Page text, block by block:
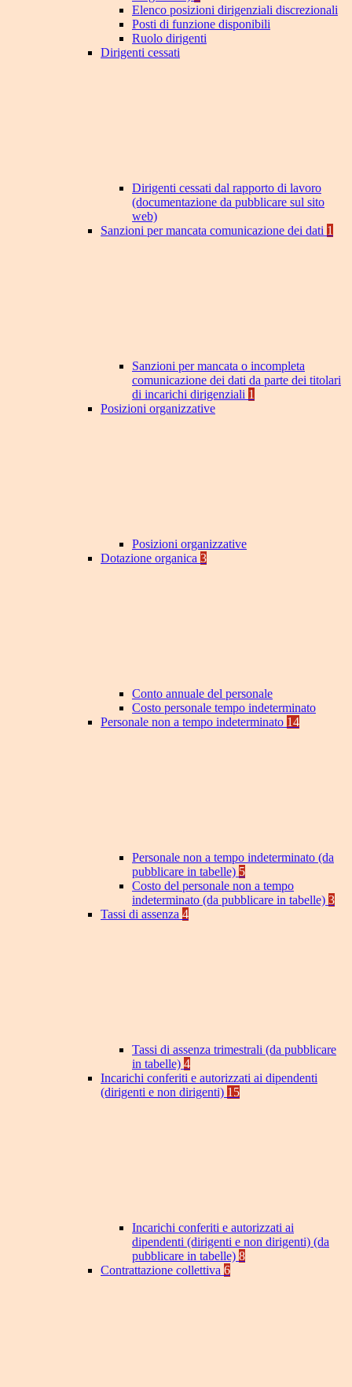
Elenco posizioni dirigenziali discrezionali
Posti di funzione disponibili
Ruolo dirigenti
Dirigenti cessati
Dirigenti cessati dal rapporto di lavoro
(documentazione da pubblicare sul sito
web)
Sanzioni per mancata comunicazione dei dati 1
Sanzioni per mancata o incompleta
comunicazione dei dati da parte dei titolari
di incarichi dirigenziali 1
Posizioni organizzative
Posizioni organizzative
Dotazione organica 3
Conto annuale del personale
Costo personale tempo indeterminato
Personale non a tempo indeterminato 14
Personale non a tempo indeterminato (da
pubblicare in tabelle) 5
Costo del personale non a tempo
indeterminato (da pubblicare in tabelle) 3
Tassi di assenza 4
Tassi di assenza trimestrali (da pubblicare
in tabelle) 4
Incarichi conferiti e autorizzati ai dipendenti
(dirigenti e non dirigenti) 15
Incarichi conferiti e autorizzati ai
dipendenti (dirigenti e non dirigenti) (da
pubblicare in tabelle) 8
Contrattazione collettiva 6